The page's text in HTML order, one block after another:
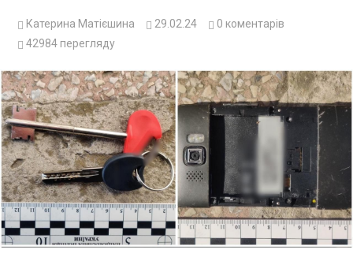
Катерина Матієшина 29.02.24 0 коментарів
42984 перегляду